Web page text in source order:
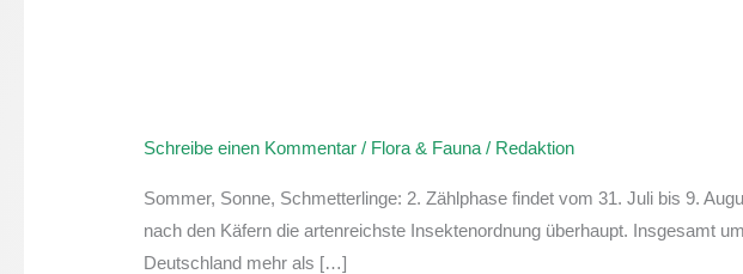
Schreibe einen Kommentar / Flora & Fauna / Redaktion
Sommer, Sonne, Schmetterlinge: 2. Zählphase findet vom 31. Juli bis 9.
nach den Käfern die artenreichste Insektenordnung überhaupt. Insgesamt
Deutschland mehr als […]
Die
Zählung
startet
in